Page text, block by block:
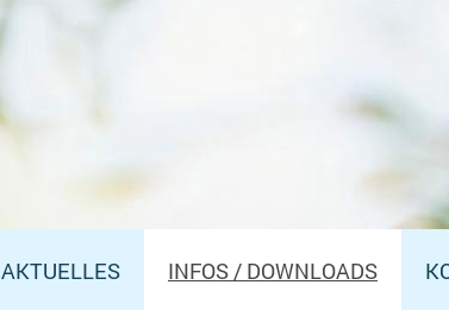
AKTUELLES INFOS / DOWNLOADS